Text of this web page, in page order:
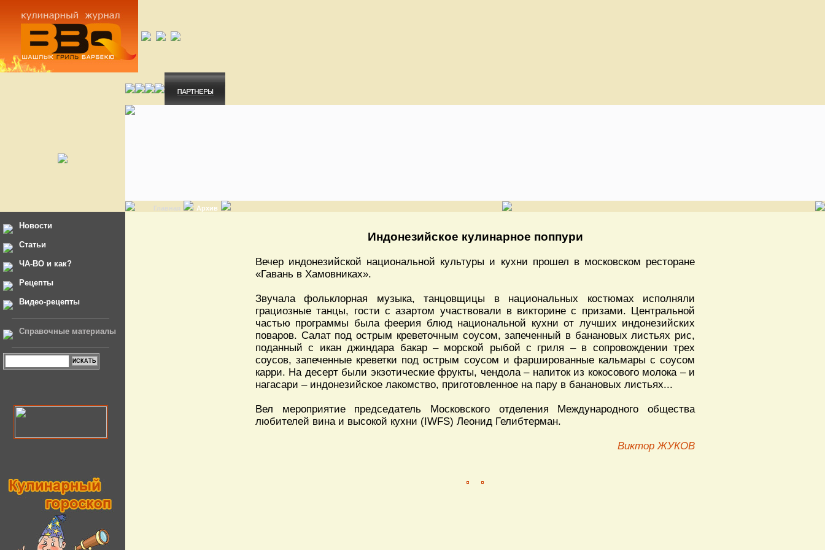
Главная Архив
Новости
Статьи
ЧА-ВО и как?
Рецепты
Видео-рецепты
Справочные материалы
Индонезийское кулинарное поппури
Вечер индонезийской национальной культуры и кухни прошел в московском ресторане
«Гавань в Хамовниках».
Звучала фольклорная музыка, танцовщицы в национальных костюмах исполняли
грациозные танцы, гости с азартом участвовали в викторине с призами. Центральной
частью программы была феерия блюд национальной кухни от лучших индонезийских
поваров. Салат под острым креветочным соусом, запеченный в банановых листьях рис,
поданный с икан джиндара бакар – морской рыбой с гриля – в сопровождении трех
соусов, запеченные креветки под острым соусом и фаршированные кальмары с соусом
карри. На десерт были экзотические фрукты, чендола – напиток из кокосового молока – и
нагасари – индонезийское лакомство, приготовленное на пару в банановых листьях...
Вел мероприятие председатель Московского отделения Международного общества
любителей вина и высокой кухни (IWFS) Леонид Гелибтерман.
Виктор ЖУКОВ